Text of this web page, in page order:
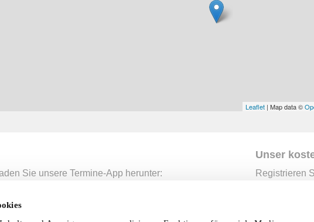
Leaflet | Map data ©
Sie unsere Termine-App herunter:
Unser
Registrieren